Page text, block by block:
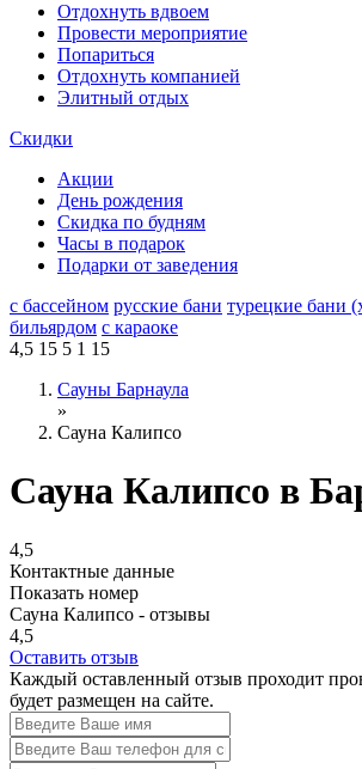
Отдохнуть вдвоем
Провести мероприятие
Попариться
Отдохнуть компанией
Элитный отдых
Скидки
Акции
День рождения
Скидка по будням
Часы в подарок
Подарки от заведения
с бассейном русские бани турецкие бани
бильярдом с караоке
4,5 15 5 1 15
Сауны Барнаула
»
Сауна Калипсо
Сауна Калипсо в
4,5
Контактные данные
Показать номер
Сауна Калипсо - отзывы
4,5
Оставить отзыв
Каждый оставленный отзыв проходит
будет размещен на сайте.